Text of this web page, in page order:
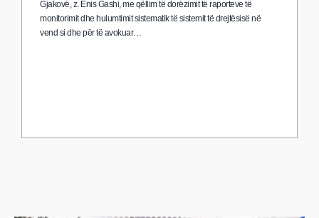
Gjakovë, z. Enis Gashi, me qëllim të dorëzimit të raporteve të
monitorimit dhe hulumtimit sistematik të sistemit të drejtësisë në
vend si dhe për të avokuar…